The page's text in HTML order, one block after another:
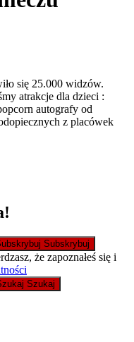
się 25.000 widzów.
atrakcje dla dzieci :
autografy od
z placówek
Subskrybuj
że zapoznałeś się i
Szukaj